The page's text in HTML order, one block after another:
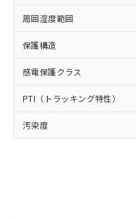
周囲湿度範囲
保護構造
感電保護クラス
PTI（トラッキング特性）
汚染度
様のお取
ムロン制
オムロン
点は「
販
在庫状況お
事前の承
示しない
マイパーツ
ルベンジル（BBP）
（DBP） 1000ppm以
(DIBP) 1000ppm以下
但し、RoHS指令で
適用除外項目は除く。
※2 対応予定月
部品在庫の切り
DBP(フタル酸ジブチ
イソブチル) :
ル) : 1000ppm、
DEHP(フタル酸ビス
※2 環境保護使
「ｅ」：有害物質
「10」：通常の
全に破砕
いよう必
当社は貴
ル、化学
武器並び
使用いたし
当社は、貴
場合は、上
該第三者
販売先およ
△ 一定
在庫
たはお
機器販
空
受注生